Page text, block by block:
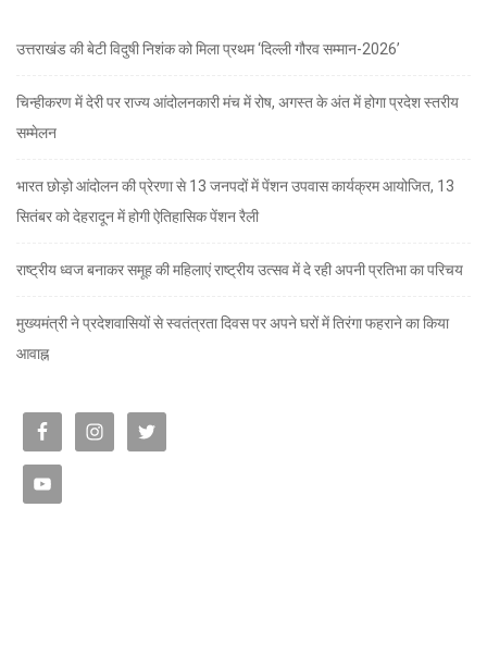
उत्तराखंड की बेटी विदुषी निशंक को मिला प्रथम ‘दिल्ली गौरव सम्मान-2026’
चिन्हीकरण में देरी पर राज्य आंदोलनकारी मंच में रोष, अगस्त के अंत में होगा प्रदेश स्तरीय
सम्मेलन
भारत छोड़ो आंदोलन की प्रेरणा से 13 जनपदों में पेंशन उपवास कार्यक्रम आयोजित, 13
सितंबर को देहरादून में होगी ऐतिहासिक पेंशन रैली
राष्ट्रीय ध्वज बनाकर समूह की महिलाएं राष्ट्रीय उत्सव में दे रही अपनी प्रतिभा का परिचय
मुख्यमंत्री ने प्रदेशवासियों से स्वतंत्रता दिवस पर अपने घरों में तिरंगा फहराने का किया
आवाह्न